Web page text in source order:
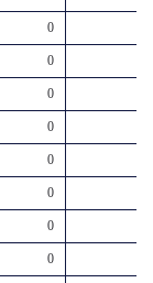
0
0
0
0
0
0
0
0